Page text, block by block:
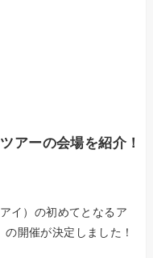
アーの会場を紹介！
イ）の初めてとなるア
開催が決定しました！